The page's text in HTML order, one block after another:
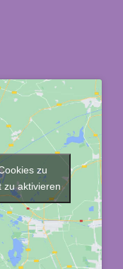
zu
zu aktivieren